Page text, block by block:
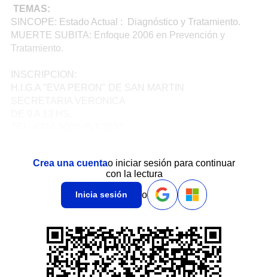
TEMAS:
SINCOPE: Estado Actual : Diagnóstico y Tratamiento.
MUERTE SUBITA: Enfoque 2006 en Prevención y
Tratamiento.
INSCRIPCION:
H.I.G.A "EVA PERON" DE SAN MARTIN
Crea una cuentao iniciar sesión para continuar
con la lectura
Inicia sesión o